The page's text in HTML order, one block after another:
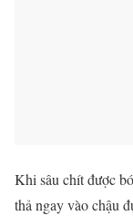
Khi sâu chít được
thả ngay vào chậu